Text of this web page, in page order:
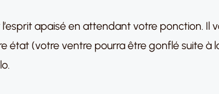
l’esprit apaisé en attendant votre ponction.
état (votre ventre pourra être gonflé suite à